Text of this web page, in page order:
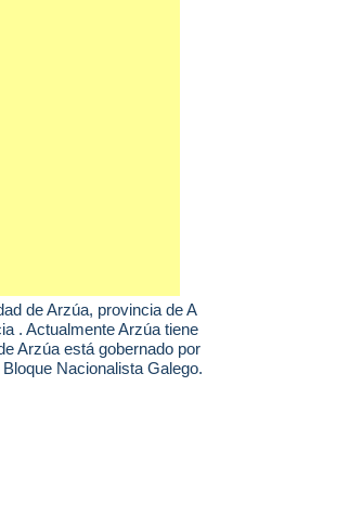
deArzúa, provincia de A
. Actualmente Arzúa tiene
Arzúa está gobernado por
Nacionalista Galego.